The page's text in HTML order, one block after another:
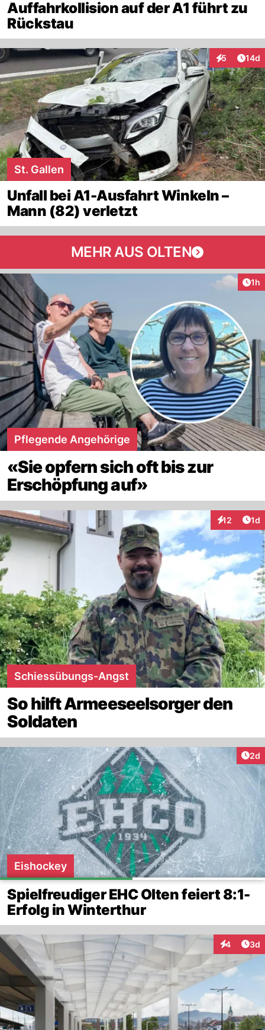
Auffahrkollision auf der A1 führt zu
Rückstau
5
Interaktionen
14d
St. Gallen
Unfall bei A1-Ausfahrt Winkeln –
Mann (82) verletzt
MEHR AUS OLTEN
1h
Pflegende Angehörige
«Sie opfern sich oft bis zur
Erschöpfung auf»
12 1d
Schiessübungs-Angst
So hilft Armeeseelsorger den
Soldaten
2d
Eishockey
Spielfreudiger EHC Olten feiert 8:1-
Erfolg in Winterthur
4 3d